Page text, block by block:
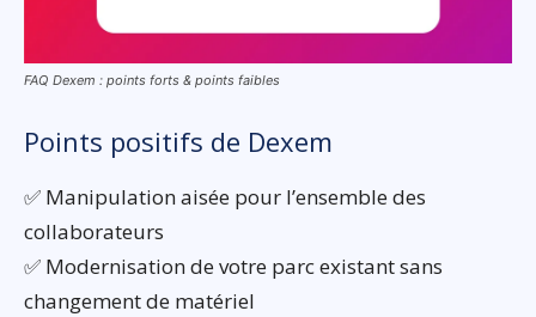
FAQ Dexem : points forts & points faibles
Points positifs de Dexem
✅ Manipulation aisée pour l’ensemble des
collaborateurs
✅ Modernisation de votre parc existant sans
changement de matériel